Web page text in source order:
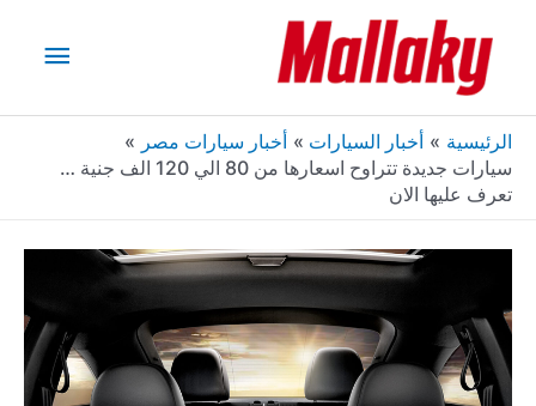
المحتوى
الرئيسية أخبار السيارات
أخبار سيارات مصر
سيارات جديدة تتراوح اسعارها من 80 الي 120 الف جنية …
تعرف عليها الان